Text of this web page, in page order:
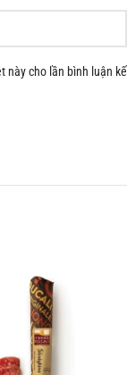
này cho lần bình luận kế